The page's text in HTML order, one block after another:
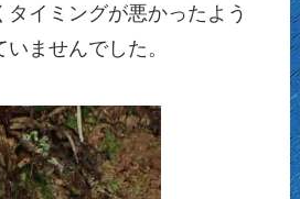
イミングが悪かったよう
ませんでした。